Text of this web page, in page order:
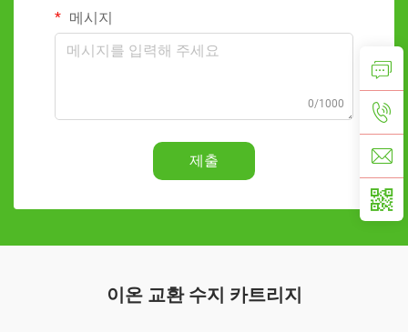
메시지
0/1000
제출
이온 교환 수지 카트리지